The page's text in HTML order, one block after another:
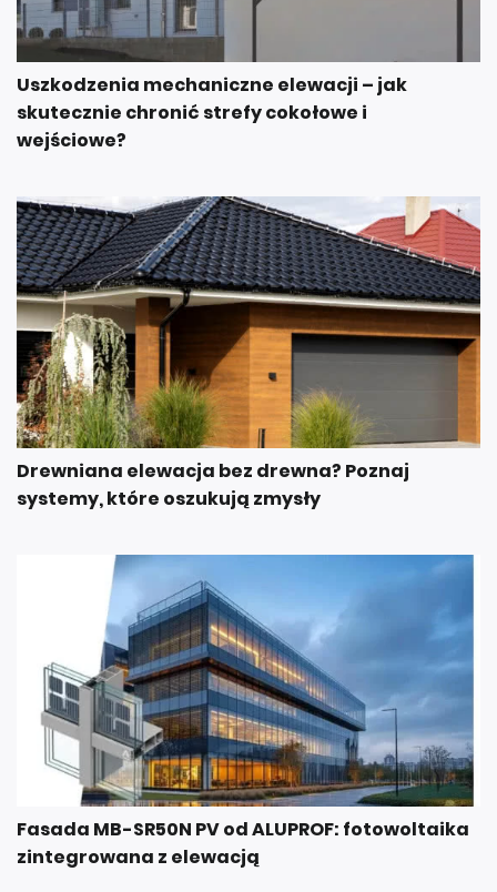
Uszkodzenia mechaniczne elewacji – jak
skutecznie chronić strefy cokołowe i
wejściowe?
Drewniana elewacja bez drewna? Poznaj
systemy, które oszukują zmysły
Fasada MB-SR50N PV od ALUPROF: fotowoltaika
zintegrowana z elewacją